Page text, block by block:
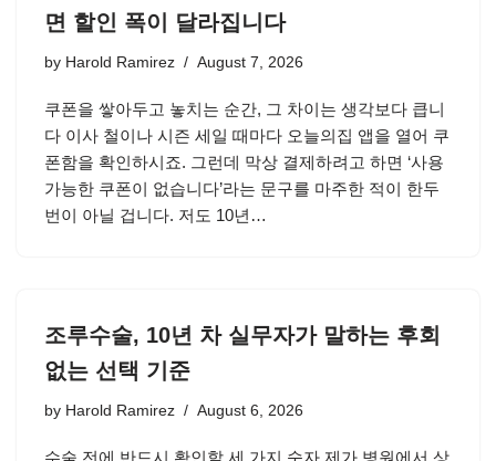
면 할인 폭이 달라집니다
by Harold Ramirez August 7, 2026
쿠폰을 쌓아두고 놓치는 순간, 그 차이는 생각보다 큽니
다 이사 철이나 시즌 세일 때마다 오늘의집 앱을 열어 쿠
폰함을 확인하시죠. 그런데 막상 결제하려고 하면 ‘사용
가능한 쿠폰이 없습니다’라는 문구를 마주한 적이 한두
번이 아닐 겁니다. 저도 10년…
조루수술, 10년 차 실무자가 말하는 후회
없는 선택 기준
by Harold Ramirez August 6, 2026
수술 전에 반드시 확인할 세 가지 숫자 제가 병원에서 상